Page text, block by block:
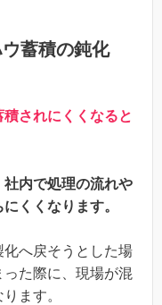
蓄積の鈍化
されにくくなると
内で処理の流れや
くくなります。
へ戻そうとした場
た際に、現場が混
ます。